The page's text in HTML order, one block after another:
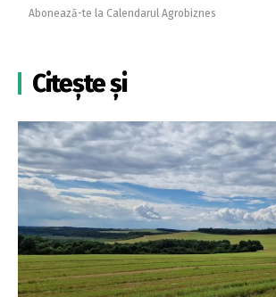
Abonează-te la Calendarul Agrobiznes
Citește și